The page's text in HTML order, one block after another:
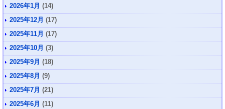
2026年1月 (14)
2025年12月 (17)
2025年11月 (17)
2025年10月 (3)
2025年9月 (18)
2025年8月 (9)
2025年7月 (21)
2025年6月 (11)